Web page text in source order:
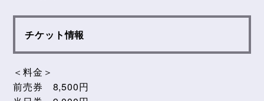
チケット情報
＜料金＞
前売券 8,500円